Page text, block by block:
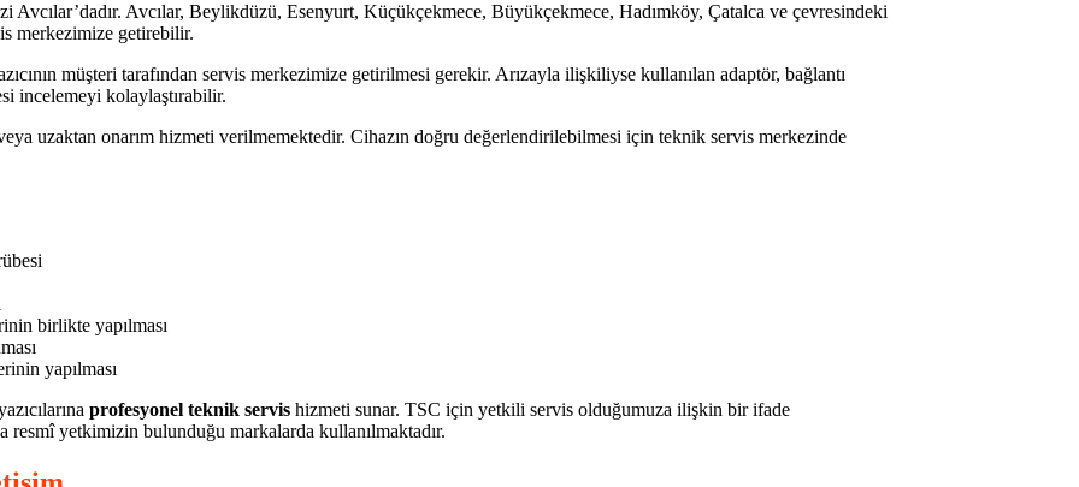
Avcılar, Beylikdüzü, Esenyurt, Küçükçekmece, Büyükçekmece, Hadımköy, Çatalca ve çevresindeki
merkezimize getirebilir.
müşteri tarafından servis merkezimize getirilmesi gerekir. Arızayla ilişkiliyse kullanılan adaptör, bağlantı
incelemeyi kolaylaştırabilir.
uzaktan onarım hizmeti verilmemektedir. Cihazın doğru değerlendirilebilmesi için teknik servis merkezinde
birlikte yapılması
yapılması
profesyonel teknik servis hizmeti sunar. TSC için yetkili servis olduğumuza ilişkin bir ifade
resmî yetkimizin bulunduğu markalarda kullanılmaktadır.